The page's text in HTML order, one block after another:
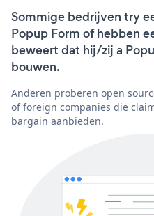
Sommige bedrijven try
Popup Form of hebben
beweert dat hij/zij a
bouwen.
Anderen proberen open
of foreign companies die
bargain aanbieden.